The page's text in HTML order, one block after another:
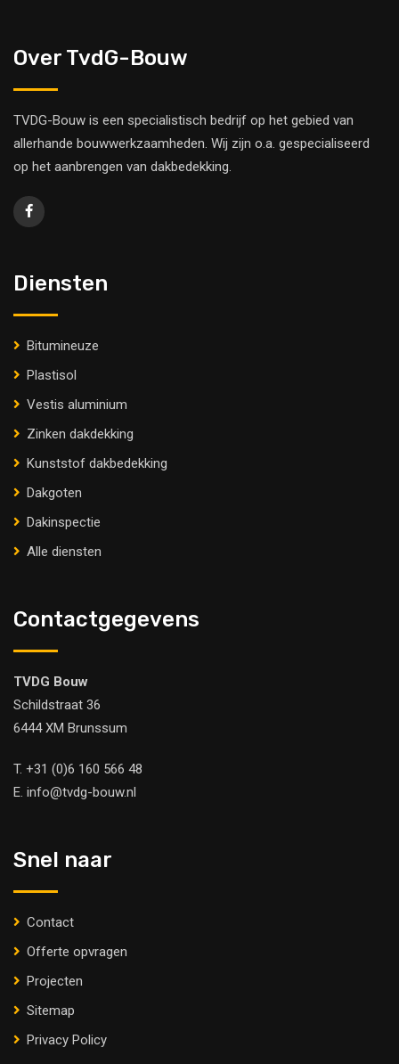
Over TvdG-Bouw
TVDG-Bouw is een specialistisch bedrijf op het gebied van
allerhande bouwwerkzaamheden. Wij zijn o.a. gespecialiseerd
op het aanbrengen van dakbedekking.
Diensten
Bitumineuze
Plastisol
Vestis aluminium
Zinken dakdekking
Kunststof dakbedekking
Dakgoten
Dakinspectie
Alle diensten
Contactgegevens
TVDG Bouw
Schildstraat 36
6444 XM Brunssum
T. +31 (0)6 160 566 48
E. info@tvdg-bouw.nl
Snel naar
Contact
Offerte opvragen
Projecten
Sitemap
Privacy Policy